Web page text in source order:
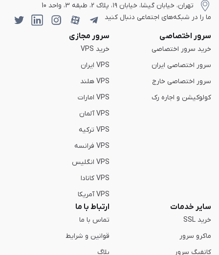
تهران، خیابان گیشا، خیابان ۱۹، پلاک 2، طبقه 3، واحد 10
ما را در شبکه‌های اجتماعی دنبال کنید
سرور اختصاصی
خرید سرور اختصاصی
سرور اختصاصی ایران
سرور اختصاصی خارج
کولوکیشن و اجاره رک
سرور مجازی
خرید VPS
VPS ایران
VPS هلند
VPS امارات
VPS آلمان
VPS ترکیه
VPS فرانسه
VPS انگلیس
VPS کانادا
VPS آمریکا
سایر خدمات
خرید SSL
ماکرو سرور
کانفیگ سرور
ارتباط با ما
تماس با ما
قوانین و شرایط
بلاگ